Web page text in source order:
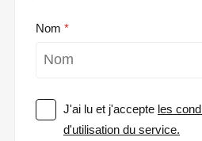
Nom
J'ai lu et j'accepte les
d'utilisation du service.